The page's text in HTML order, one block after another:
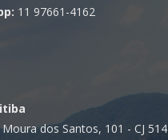
11 97661-4162
Moura dos Santos, 101 - CJ 514